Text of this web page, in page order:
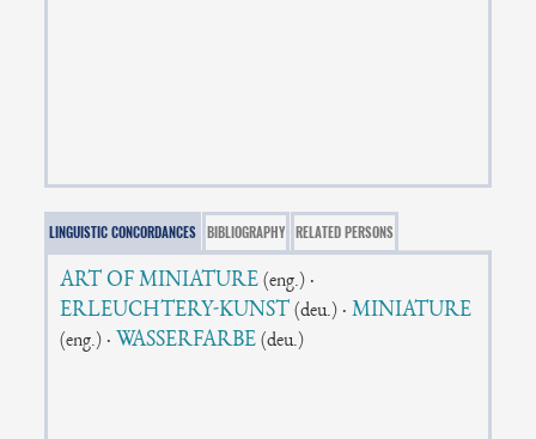
LINGUISTIC CONCORDANCES BIBLIOGRAPHY RELATED PERSONS
ART OF MINIATURE (eng.) ·
ERLEUCHTERY-KUNST (deu.) ·MINIATURE
(eng.) · WASSERFARBE (deu.)